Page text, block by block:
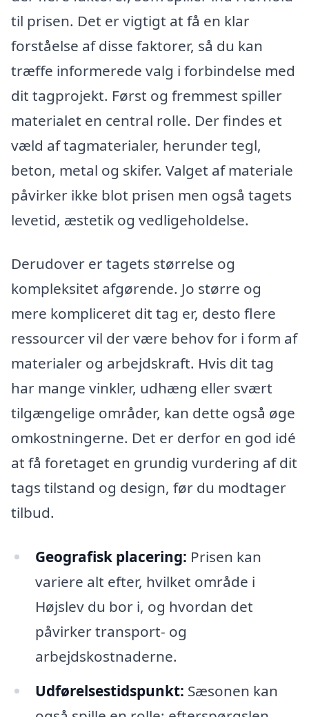
til prisen. Det er vigtigt at få en klar
forståelse af disse faktorer, så du kan
træffe informerede valg i forbindelse med
dit tagprojekt. Først og fremmest spiller
materialet en central rolle. Der findes et
væld af tagmaterialer, herunder tegl,
beton, metal og skifer. Valget af materiale
påvirker ikke blot prisen men også tagets
levetid, æstetik og vedligeholdelse.
Derudover er tagets størrelse og
kompleksitet afgørende. Jo større og
mere kompliceret dit tag er, desto flere
ressourcer vil der være behov for i form af
materialer og arbejdskraft. Hvis dit tag
har mange vinkler, udhæng eller svært
tilgængelige områder, kan dette også øge
omkostningerne. Det er derfor en god idé
at få foretaget en grundig vurdering af dit
tags tilstand og design, før du modtager
tilbud.
Geografisk placering: Prisen kan
variere alt efter, hvilket område i
Højslev du bor i, og hvordan det
påvirker transport- og
arbejdskostnaderne.
Udførelsestidspunkt: Sæsonen kan